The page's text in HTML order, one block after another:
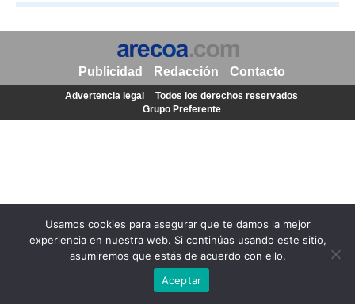
Usamos cookies para asegurar que te damos la mejor
experiencia en nuestra web. Si continúas usando este sitio,
asumiremos que estás de acuerdo con ello.
Aceptar
Publicidad Redacción Contacto
Advertencia legal
Todos los derechos reservados
Grupo Preferente